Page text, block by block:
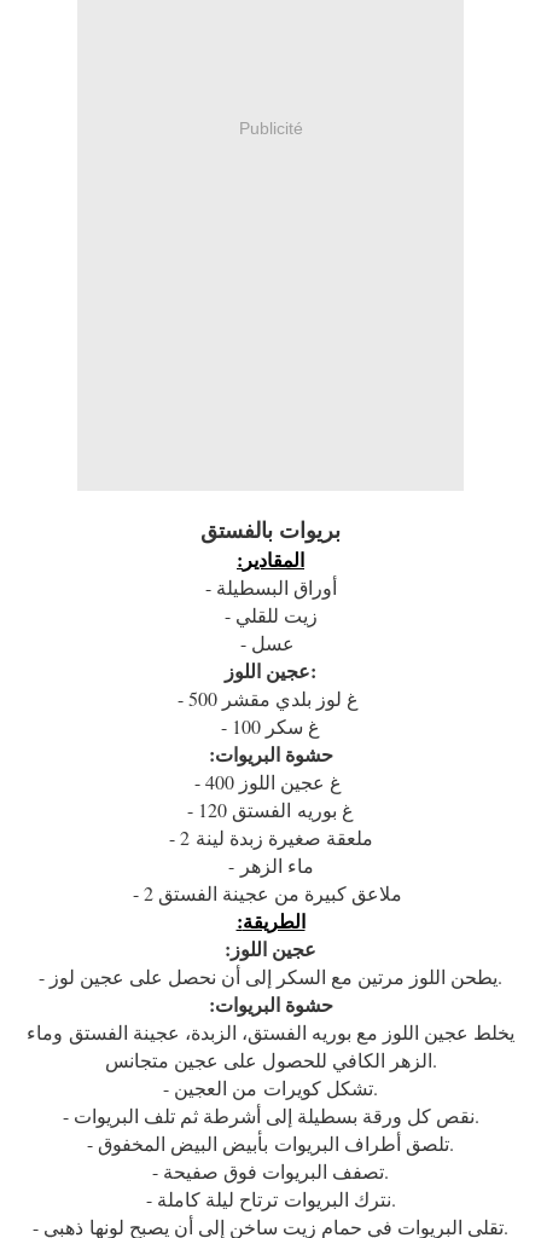
Publicité
بريوات بالفستق
:المقادير
- أوراق البسطيلة
- زيت للقلي
عجين اللوز:
- 100 غ سكر
:حشوة البريوات
- 120 غ بوريه الفستق
- 2 ملعقة صغيرة زبدة لينة
- ماء الزهر
:الطريقة
:عجين اللوز
- يطحن اللوز مرتين مع السكر إلى أن نحصل على عجين لوز.
:حشوة البريوات
يخلط عجين اللوز مع بوريه الفستق، الزبدة، عجينة الفستق وماء
الزهر الكافي للحصول على عجين متجانس.
- تشكل كويرات من العجين.
- نقص كل ورقة بسطيلة إلى أشرطة ثم تلف البريوات.
- تلصق أطراف البريوات بأبيض البيض المخفوق.
- تصفف البريوات فوق صفيحة.
- نترك البريوات ترتاح ليلة كاملة.
- تقلى البريوات في حمام زيت ساخن إلى أن يصبح لونهاذهبي.